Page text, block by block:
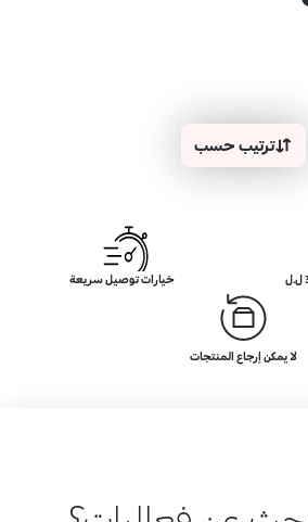
ترتيب حسب
خيارات توصيل سريعة
لا يمكن إرجاع المنتجات